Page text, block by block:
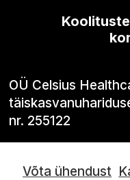
OÜ Celsius
nr. 255122
Võta ühendust